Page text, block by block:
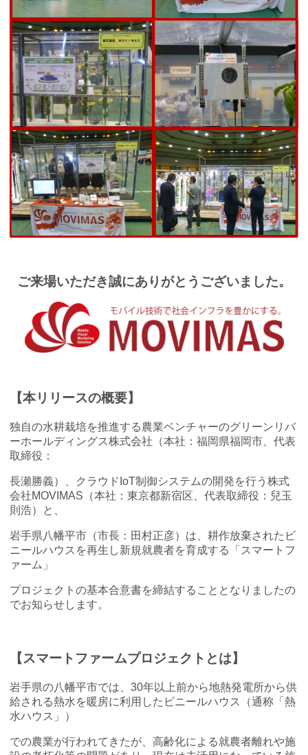
ご来場いただき誠にありがとうございました。
【本リリースの概要】
独自の水耕栽培を推進する農業ベンチャーのグリーンリバ
ーホールディングス株式会社（本社：福岡県福岡市、代表
取締役：
長瀬勝義）、クラウドIoT制御システムの開発を行う株式
会社MOVIMAS（本社：東京都新宿区、代表取締役：兒玉
則浩）と、
岩手県八幡平市（市長：田村正彦）は、耕作放棄されたビ
ニールハウスを再生し新規就農者を育成する「スマートフ
ァーム」
プロジェクトの基本合意書を締結することとなりましたの
でお知らせします。
【スマートファームプロジェクトとは】
岩手県の八幡平市では、30年以上前から地熱発電所から供
給される熱水を暖房に利用したビニールハウス（通称「熱
水ハウス」）
での農業が行われてきたが、高齢化による就農者離れや施